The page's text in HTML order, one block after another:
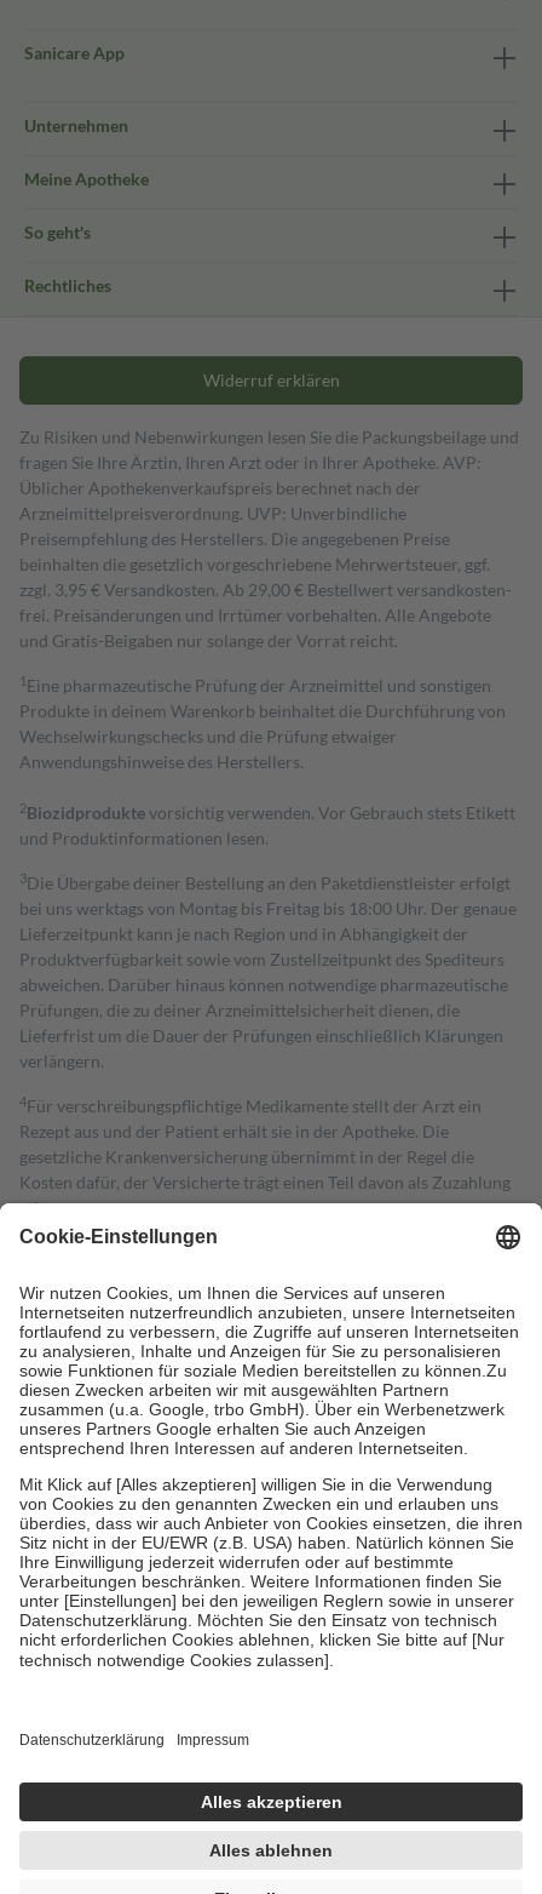
Sanicare App
Unternehmen
Meine Apotheke
So geht's
Rechtliches
Widerruf erklären
Zu Risiken und Nebenwirkungen lesen Sie die Packungsbeilage und
fragen Sie Ihre Ärztin, Ihren Arzt oder in Ihrer Apotheke. AVP:
Üblicher Apothekenverkaufspreis berechnet nach der
Arzneimittelpreisverordnung. UVP: Unverbindliche
Preisempfehlung des Herstellers. Die angegebenen Preise
beinhalten die gesetzlich vorgeschriebene Mehrwertsteuer, ggf.
zzgl. 3,95 € Versandkosten. Ab 29,00 € Bestell­wert versand­kosten­
frei. Preisänderungen und Irrtümer vorbehalten. Alle Angebote
und Gratis-Beigaben nur solange der Vorrat reicht.
1 Eine pharmazeutische Prüfung der Arzneimittel und sonstigen
Produkte in deinem Warenkorb beinhaltet die Durchführung von
Wechselwirkungschecks und die Prüfung etwaiger
Anwendungshinweise des Herstellers.
2Biozidproduktevorsichtig verwenden. Vor Gebrauch stets Etikett
und Produktinformationen lesen.
3Die Übergabe deiner Bestellung an den Paketdienstleister erfolgt
bei uns werktags von Montag bis Freitag bis 18:00 Uhr. Der genaue
Lieferzeitpunkt kann je nach Region und in Abhängigkeit der
Produktverfügbarkeit sowie vom Zustellzeitpunkt des Spediteurs
abweichen. Darüber hinaus können notwendige pharmazeutische
Prüfungen, die zu deiner Arzneimittelsicherheit dienen, die
Lieferfrist um die Dauer der Prüfungen einschließlich Klärungen
verlängern.
4Für verschreibungspflichtige Medikamente stellt der Arzt ein
Rezept aus und der Patient erhält sie in der Apotheke. Die
gesetzliche Krankenversicherung übernimmt in der Regel die
Kosten dafür, der Versicherte trägt einen Teil davon als Zuzahlung
mit.
Grundsätzlich leisten Mitglieder Zuzahlungen in Höhe von zehn
höchstens zehn Euro.
Es sind jedoch nie mehr als die tatsächlichen
Kosten der Leistung zu entrichten.
Diese Regeln gelten grundsätzlich auch für Online-Apotheken.
Bei Heilmitteln und häuslicher Krankenpflege beträgt die
Zuzahlung zehn Prozent der Kosten sowie zehn Euro je
Verordnung.
Um das Engagement der Versicherten für ihre eigene Gesundheit zu
stärken und die besondere Stellung der Familie zu unterstützen,
fallenkeine Zuzahlungenan bei:
• Kindern und Jugendlichen bis zum vollendeten 18. Lebensjahr
mit Ausnahme der Fahrkosten
• Untersuchungen zur Vorsorge und Früherkennung, die von der
GKV getragen werden
• empfohlenen Schutzimpfungen
• Harn- und Blutteststreifen
getroffen, um sicherzustellen, dass es sich um echte Bewertungen
https://help.etrusted.com/hc/de/articles/4419944605341
Einige Bilder und Inhalte wurden unter Zuhilfenahme künstlicher